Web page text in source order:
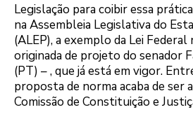
Legislação para coibir essa
na Assembleia Legislativa do
(ALEP), a exemplo da Lei Federal
originada de projeto do senador
(PT) – , que já está em vigor.
proposta de norma acaba de ser
Comissão de Constituição e